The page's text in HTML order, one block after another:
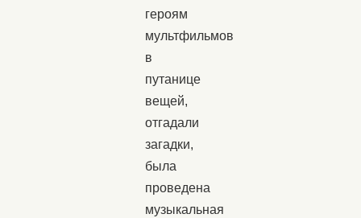
героям
мультфильмов
в
путанице
вещей,
отгадали
загадки,
была
проведена
музыкальная